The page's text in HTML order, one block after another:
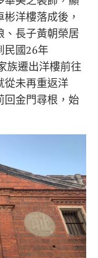
洋樓落成後，
、長子黃朝榮居
民國26年
族遷出洋樓前往
從未再重返洋
回金門尋根，始